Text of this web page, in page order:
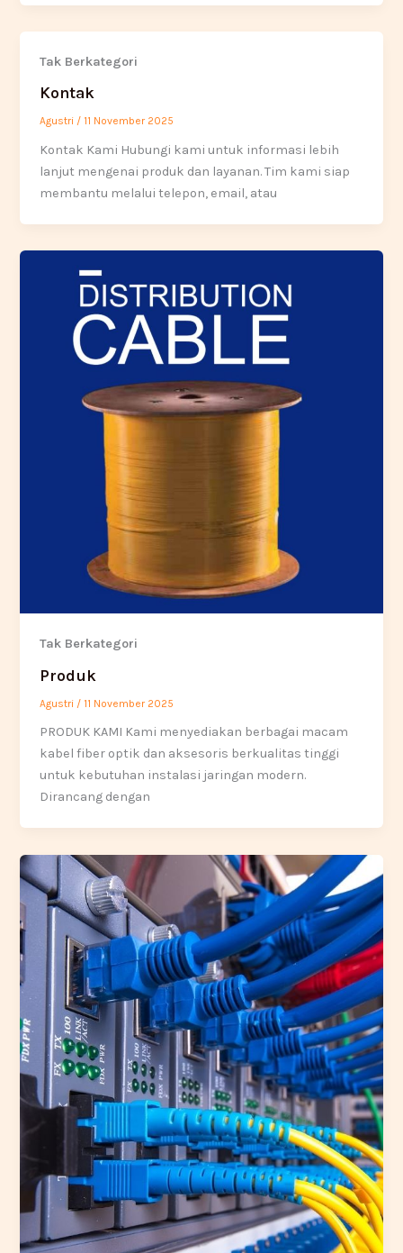
Tak Berkategori
Kontak
Agustri /11 November 2025
Kontak Kami Hubungi kami untuk informasi lebih
lanjut mengenai produk dan layanan. Tim kami siap
membantu melalui telepon, email, atau
Tak Berkategori
Produk
Agustri /11 November 2025
PRODUK KAMI Kami menyediakan berbagai macam
kabel fiber optik dan aksesoris berkualitas tinggi
untuk kebutuhan instalasi jaringan modern.
Dirancang dengan